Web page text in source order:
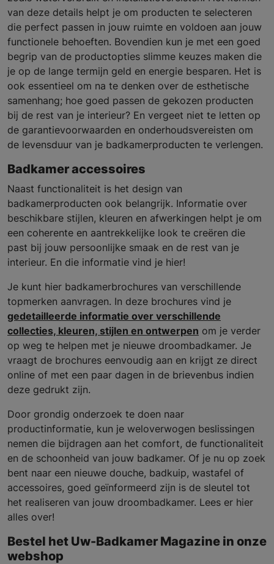
van deze details helpt je om producten te selecteren
die perfect passen in jouw ruimte en voldoen aan jouw
functionele behoeften. Bovendien kun je met een goed
begrip van de productopties slimme keuzes maken die
je op de lange termijn geld en energie besparen. Het is
ook essentieel om na te denken over de esthetische
samenhang; hoe goed passen de gekozen producten
bij de rest van je interieur? En vergeet niet te letten op
de garantievoorwaarden en onderhoudsvereisten om
de levensduur van je badkamerproducten te verlengen.
Badkamer accessoires
Naast functionaliteit is het design van
badkamerproducten ook belangrijk. Informatie over
beschikbare stijlen, kleuren en afwerkingen helpt je om
een coherente en aantrekkelijke look te creëren die
past bij jouw persoonlijke smaak en de rest van je
interieur. En die informatie vind je hier!
Je kunt hier badkamerbrochures van verschillende
topmerken aanvragen. In deze brochures vind je
gedetailleerde informatie over verschillende
collecties, kleuren, stijlen en ontwerpen om je verder
op weg te helpen met je nieuwe droombadkamer. Je
vraagt de brochures eenvoudig aan en krijgt ze direct
online of met een paar dagen in de brievenbus indien
deze gedrukt zijn.
Door grondig onderzoek te doen naar
productinformatie, kun je weloverwogen beslissingen
nemen die bijdragen aan het comfort, de functionaliteit
en de schoonheid van jouw badkamer. Of je nu op zoek
bent naar een nieuwe douche, badkuip, wastafel of
accessoires, goed geïnformeerd zijn is de sleutel tot
het realiseren van jouw droombadkamer. Lees er hier
alles over!
Bestel het Uw-Badkamer Magazine in onze
webshop